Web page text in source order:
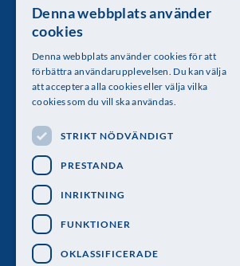
Kungl. Vetenskapsakademien
Telefon: 08-673 95 00
SWEDISH
Denna webbplats använder
cookies
Denna webbplats använder cookies för att
förbättra användarupplevelsen. Du kan välja
att acceptera alla cookies eller välja vilka
cookies som du vill ska användas.
STRIKT NÖDVÄNDIGT
PRESTANDA
INRIKTNING
FUNKTIONER
OKLASSIFICERADE